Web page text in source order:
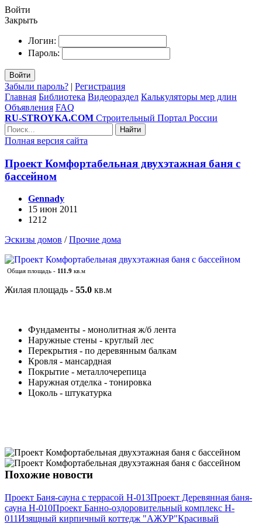
Войти
Закрыть
Логин:
Пароль:
Войти
Забыли пароль? | Регистрация
Главная Библиотека Видеораздел Калькуляторы мер длин
Объявления FAQ
RU-STROYKA.COM Строительный Портал России
Найти
Полная версия сайта
Проект Комфортабельная двухэтажная баня с
бассейном
Gennady
15 июн 2011
1212
Эскизы домов /Прочие дома
Общая площадь - 111.9 кв.м
Жилая площадь - 55.0 кв.м
Фундаменты - монолитная ж/б лента
Наружные стены - круглый лес
Перекрытия - по деревянным балкам
Кровля - мансардная
Покрытие - металлочерепица
Наружная отделка - тонировка
Цоколь - штукатурка
Похожие новости
Проект Баня-сауна с террасой H-013Проект Деревянная баня-
сауна H-010Проект Банно-оздоровительный комплекс H-
011Изящный кирпичный коттедж "АЖУР"Красивый